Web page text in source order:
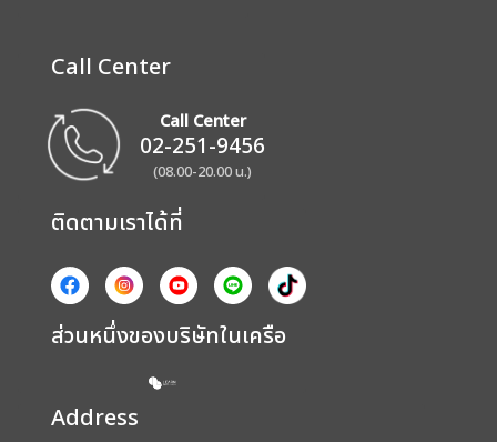
Call Center
Call Center
02-251-9456
(08.00-20.00 น.)
ติดตามเราได้ที่
ส่วนหนึ่งของบริษัทในเครือ
Address